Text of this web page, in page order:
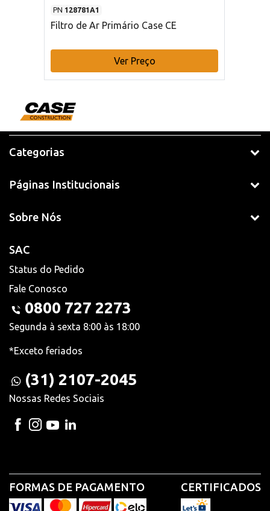
PN 128781A1
Filtro de Ar Primário Case CE
Ver Preço
Categorias
Páginas Institucionais
Sobre Nós
SAC
Status do Pedido
Fale Conosco
0800 727 2273
Segunda à sexta 8:00 às 18:00
*Exceto feriados
(31) 2107-2045
Nossas Redes Sociais
FORMAS DE PAGAMENTO CERTIFICADOS